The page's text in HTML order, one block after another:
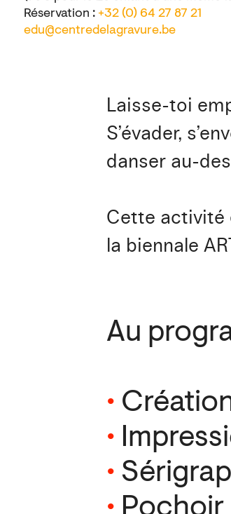
Réservation : +32 (0) 64 27 87 21
edu@centredelagravure.be
Laisse-toi
S’évader,
danser au-
Cette activité
la biennale
Au
•
•
•